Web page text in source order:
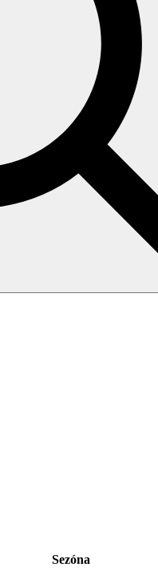
Sezóna